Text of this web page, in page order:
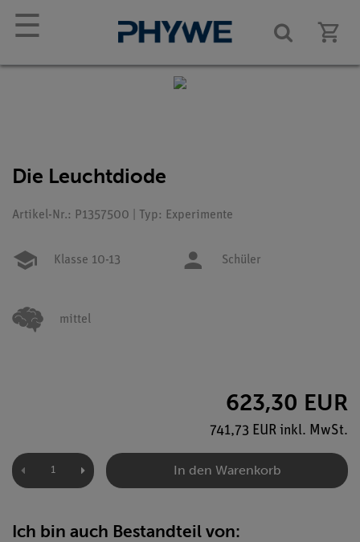
☰
Die Leuchtdiode
Artikel-Nr.: P1357500 | Typ: Experimente
Klasse 10-13 Schüler
mittel
623,30 EUR
741,73 EUR inkl. MwSt.
In den Warenkorb
Ich bin auch Bestandteil von: